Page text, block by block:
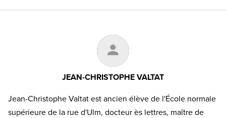
JEAN-CHRISTOPHE VALTAT
Jean-Christophe Valtat est ancien élève de l'École normale
supérieure de la rue d'Ulm, docteur ès lettres, maître de